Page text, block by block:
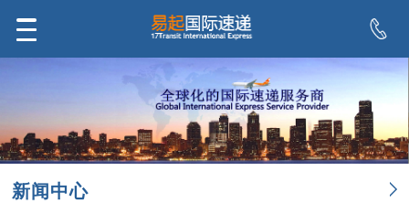
新闻中心